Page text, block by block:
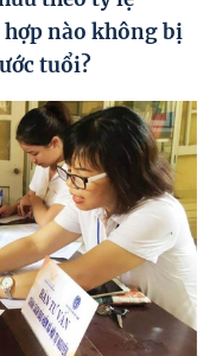
nào không bị
tuổi?